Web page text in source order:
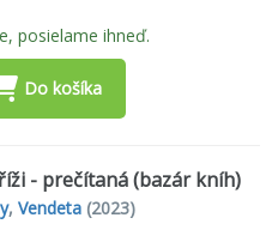
posielame ihneď.
Do košíka
- prečítaná (bazár kníh)
,Vendeta (2023)